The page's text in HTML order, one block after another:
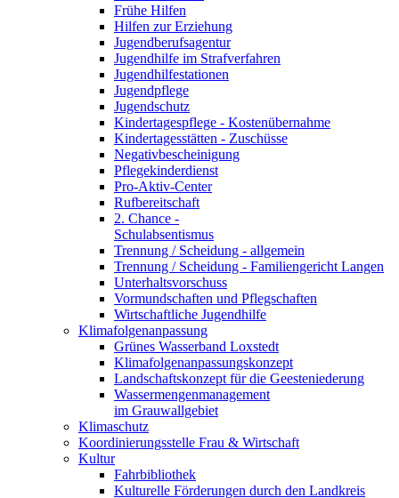
Frühe Hilfen
Hilfen zur Erziehung
Jugendberufsagentur
Jugendhilfe im Strafverfahren
Jugendhilfestationen
Jugendpflege
Jugendschutz
Kindertagespflege - Kostenübernahme
Kindertagesstätten - Zuschüsse
Negativbescheinigung
Pflegekinderdienst
Pro-Aktiv-Center
Rufbereitschaft
2. Chance -
Schulabsentismus
Trennung / Scheidung - allgemein
Trennung / Scheidung - Familiengericht Langen
Unterhaltsvorschuss
Vormundschaften und Pflegschaften
Wirtschaftliche Jugendhilfe
Klimafolgenanpassung
Grünes Wasserband Loxstedt
Klimafolgenanpassungskonzept
Landschaftskonzept für die Geesteniederung
Wassermengenmanagement
im Grauwallgebiet
Klimaschutz
Koordinierungsstelle Frau & Wirtschaft
Kultur
Fahrbibliothek
Kulturelle Förderungen durch den Landkreis